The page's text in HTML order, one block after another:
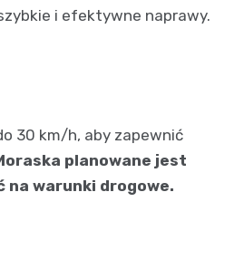
i efektywne naprawy.
30 km/h, aby zapewnić
planowane jest
na warunki drogowe.